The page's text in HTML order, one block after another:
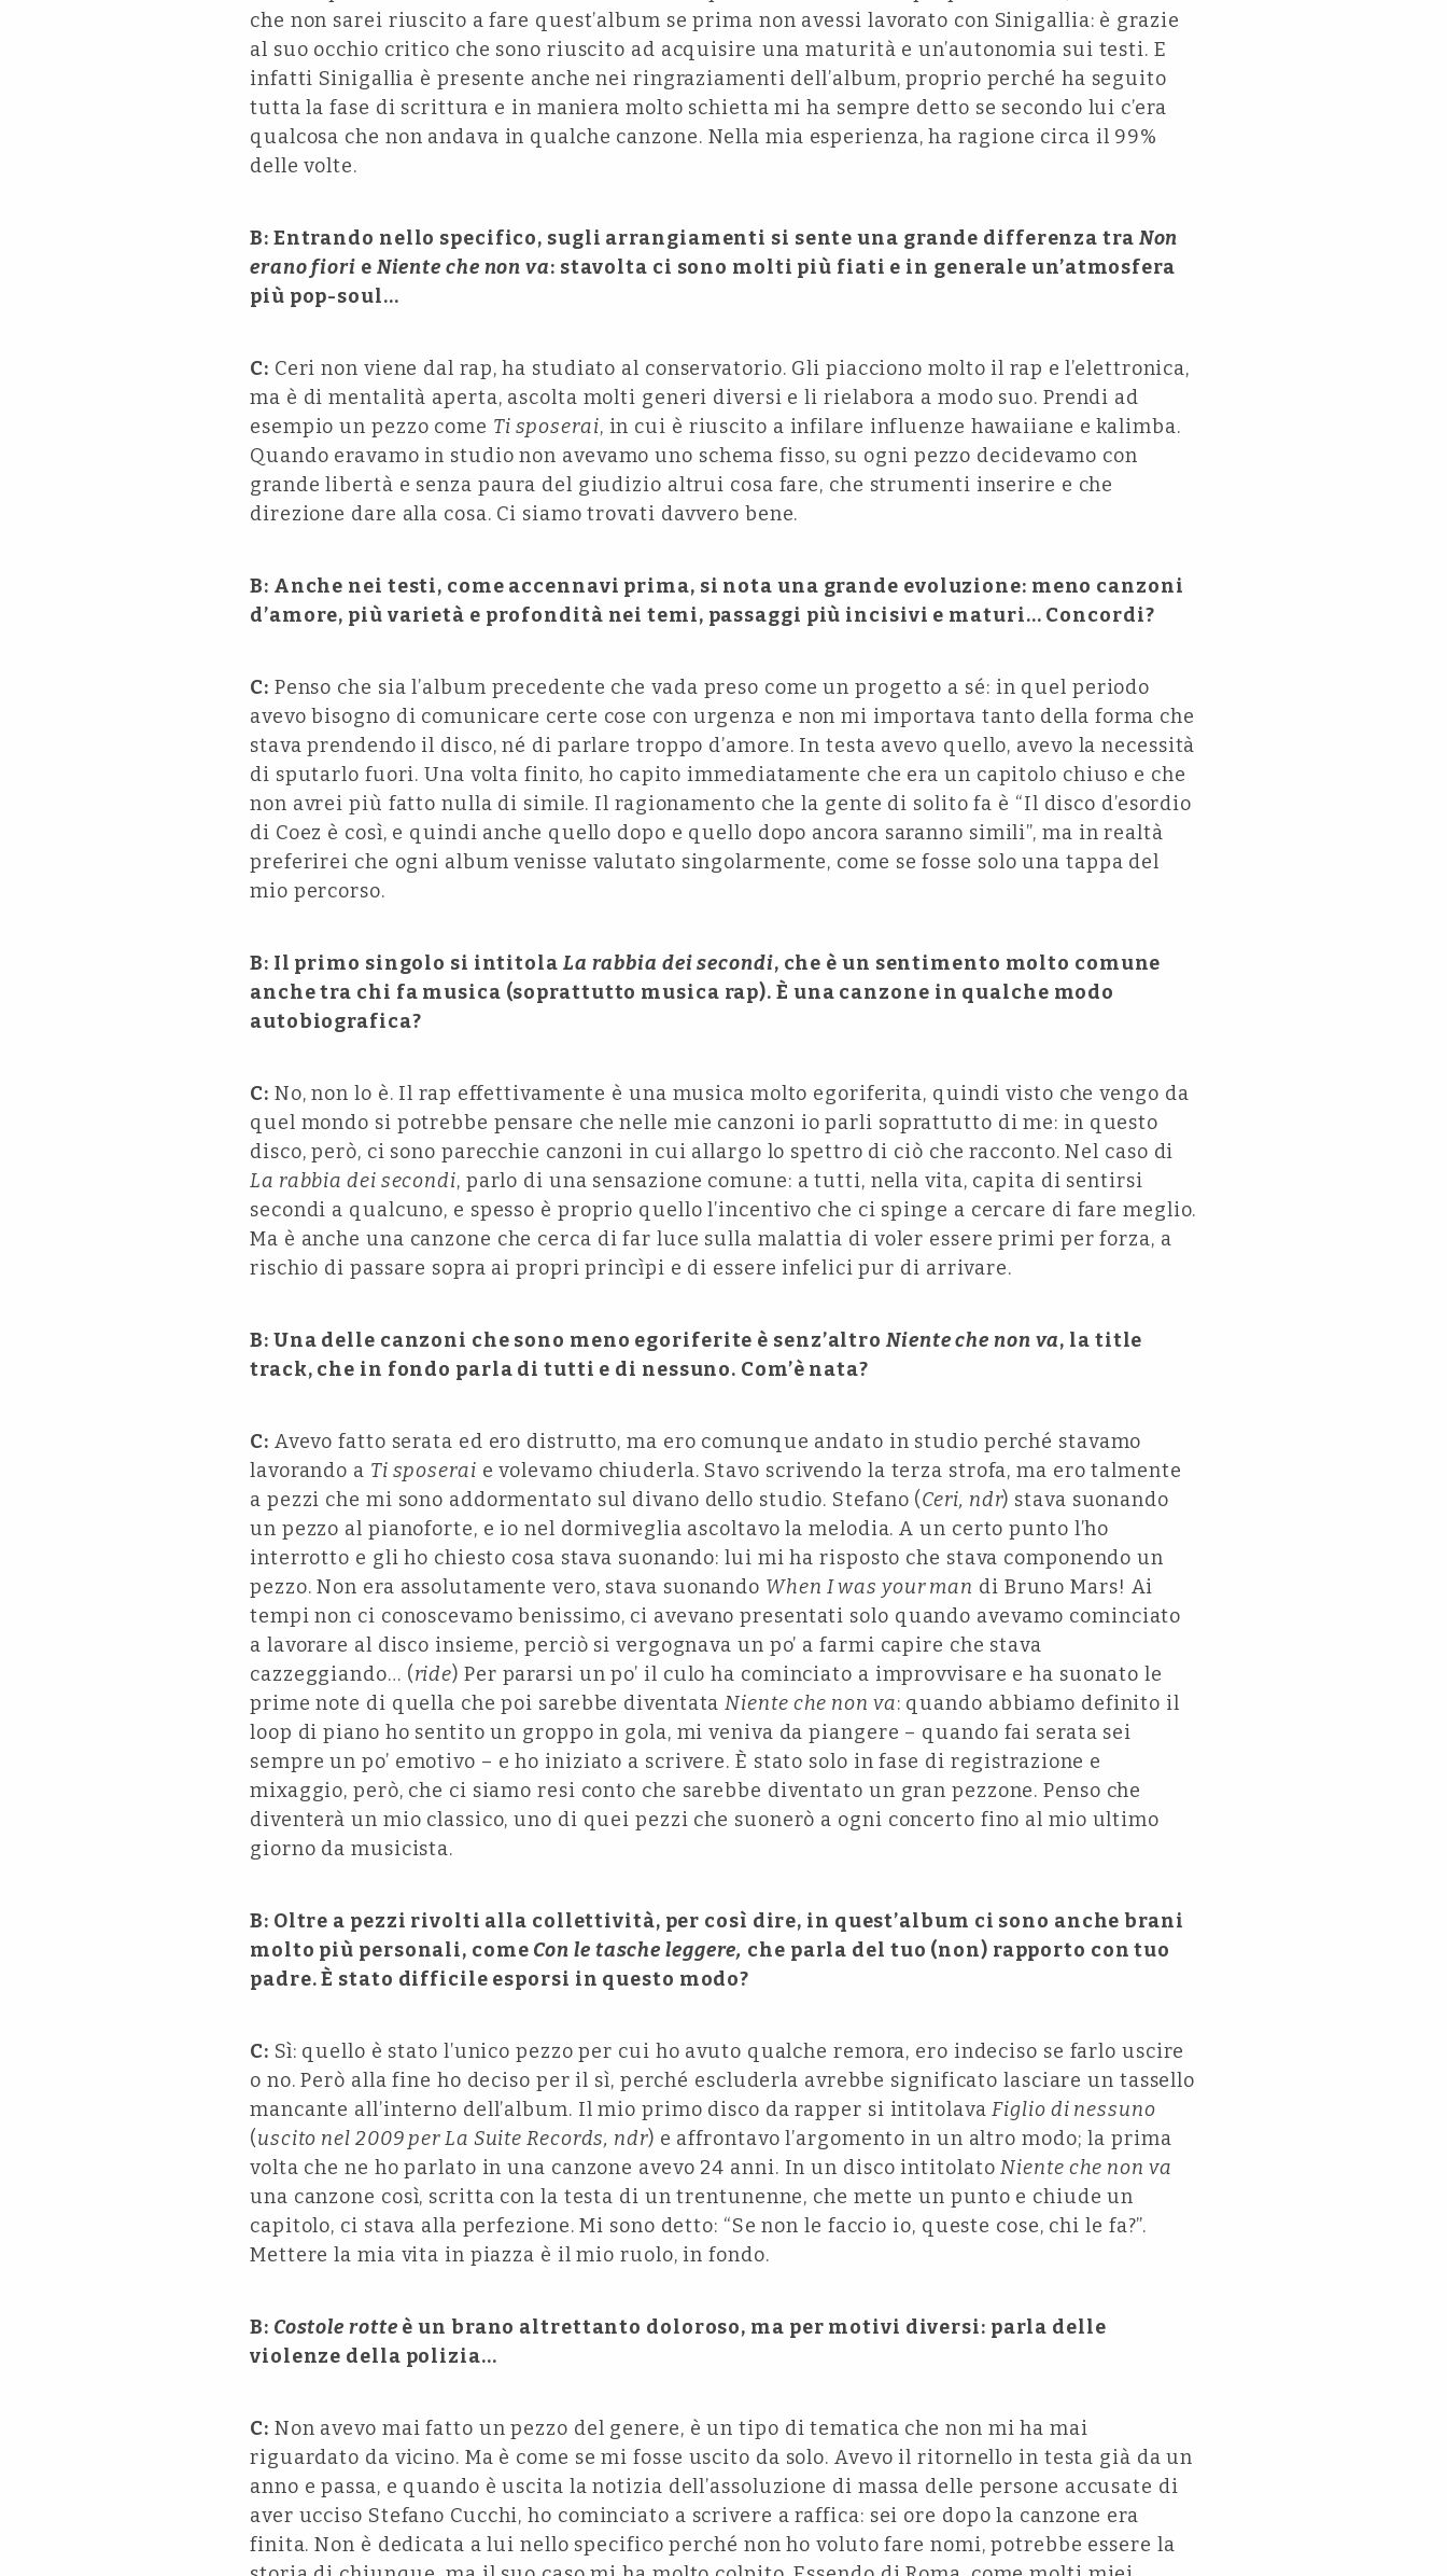
che non sarei riuscito a fare quest’album se prima non avessi lavorato con Sinigallia: è grazie
al suo occhio critico che sono riuscito ad acquisire una maturità e un’autonomia sui testi. E
infatti Sinigallia è presente anche nei ringraziamenti dell’album, proprio perché ha seguito
tutta la fase di scrittura e in maniera molto schietta mi ha sempre detto se secondo lui c’era
qualcosa che non andava in qualche canzone. Nella mia esperienza, ha ragione circa il 99%
delle volte.
B: Entrando nello specifico, sugli arrangiamenti si sente una grande differenza tra Non
erano fiori e Niente che non va: stavolta ci sono molti più fiati e in generale un’atmosfera
più pop-soul…
C: Ceri non viene dal rap, ha studiato al conservatorio. Gli piacciono molto il rap e l’elettronica,
ma è di mentalità aperta, ascolta molti generi diversi e li rielabora a modo suo. Prendi ad
esempio un pezzo come Ti sposerai, in cui è riuscito a infilare influenze hawaiiane e kalimba.
Quando eravamo in studio non avevamo uno schema fisso, su ogni pezzo decidevamo con
grande libertà e senza paura del giudizio altrui cosa fare, che strumenti inserire e che
direzione dare alla cosa. Ci siamo trovati davvero bene.
B: Anche nei testi, come accennavi prima, si nota una grande evoluzione: meno canzoni
d’amore, più varietà e profondità nei temi, passaggi più incisivi e maturi… Concordi?
C: Penso che sia l’album precedente che vada preso come un progetto a sé: in quel periodo
avevo bisogno di comunicare certe cose con urgenza e non mi importava tanto della forma che
stava prendendo il disco, né di parlare troppo d’amore. In testa avevo quello, avevo la necessità
di sputarlo fuori. Una volta finito, ho capito immediatamente che era un capitolo chiuso e che
non avrei più fatto nulla di simile. Il ragionamento che la gente di solito fa è “Il disco d’esordio
di Coez è così, e quindi anche quello dopo e quello dopo ancora saranno simili”, ma in realtà
preferirei che ogni album venisse valutato singolarmente, come se fosse solo una tappa del
mio percorso.
B: Il primo singolo si intitola La rabbia dei secondi, che è un sentimento molto comune
anche tra chi fa musica (soprattutto musica rap). È una canzone in qualche modo
autobiografica?
C: No, non lo è. Il rap effettivamente è una musica molto egoriferita, quindi visto che vengo da
quel mondo si potrebbe pensare che nelle mie canzoni io parli soprattutto di me: in questo
disco, però, ci sono parecchie canzoni in cui allargo lo spettro di ciò che racconto. Nel caso di
La rabbia dei secondi, parlo di una sensazione comune: a tutti, nella vita, capita di sentirsi
secondi a qualcuno, e spesso è proprio quello l’incentivo che ci spinge a cercare di fare meglio.
Ma è anche una canzone che cerca di far luce sulla malattia di voler essere primi per forza, a
rischio di passare sopra ai propri princìpi e di essere infelici pur di arrivare.
B: Una delle canzoni che sono meno egoriferite è senz’altro Niente che non va, la title
track, che in fondo parla di tutti e di nessuno. Com’è nata?
C: Avevo fatto serata ed ero distrutto, ma ero comunque andato in studio perché stavamo
lavorando a Ti sposerai e volevamo chiuderla. Stavo scrivendo la terza strofa, ma ero talmente
a pezzi che mi sono addormentato sul divano dello studio. Stefano (Ceri, ndr) stava suonando
un pezzo al pianoforte, e io nel dormiveglia ascoltavo la melodia. A un certo punto l’ho
interrotto e gli ho chiesto cosa stava suonando: lui mi ha risposto che stava componendo un
pezzo. Non era assolutamente vero, stava suonando When I was your man di Bruno Mars! Ai
tempi non ci conoscevamo benissimo, ci avevano presentati solo quando avevamo cominciato
a lavorare al disco insieme, perciò si vergognava un po’ a farmi capire che stava
cazzeggiando… (ride) Per pararsi un po’ il culo ha cominciato a improvvisare e ha suonato le
prime note di quella che poi sarebbe diventataNiente che non va: quando abbiamo definito il
loop di piano ho sentito un groppo in gola, mi veniva da piangere – quando fai serata sei
sempre un po’ emotivo – e ho iniziato a scrivere. È stato solo in fase di registrazione e
mixaggio, però, che ci siamo resi conto che sarebbe diventato un gran pezzone. Penso che
diventerà un mio classico, uno di quei pezzi che suonerò a ogni concerto fino al mio ultimo
giorno da musicista.
B: Oltre a pezzi rivolti alla collettività, per così dire, in quest’album ci sono anche brani
molto più personali, come Con le tasche leggere, che parla del tuo (non) rapporto con tuo
padre. È stato difficile esporsi in questo modo?
C: Sì: quello è stato l’unico pezzo per cui ho avuto qualche remora, ero indeciso se farlo uscire
o no. Però alla fine ho deciso per il sì, perché escluderla avrebbe significato lasciare un tassello
mancante all’interno dell’album. Il mio primo disco da rapper si intitolavaFiglio di nessuno
(uscito nel 2009 per La Suite Records, ndr) e affrontavo l’argomento in un altro modo; la prima
volta che ne ho parlato in una canzone avevo 24 anni. In un disco intitolatoNiente che non va
una canzone così, scritta con la testa di un trentunenne, che mette un punto e chiude un
capitolo, ci stava alla perfezione. Mi sono detto: “Se non le faccio io, queste cose, chi le fa?”.
Mettere la mia vita in piazza è il mio ruolo, in fondo.
B: Costole rotte è un brano altrettanto doloroso, ma per motivi diversi: parla delle
violenze della polizia…
C: Non avevo mai fatto un pezzo del genere, è un tipo di tematica che non mi ha mai
riguardato da vicino. Ma è come se mi fosse uscito da solo. Avevo il ritornello in testa già da un
anno e passa, e quando è uscita la notizia dell’assoluzione di massa delle persone accusate di
aver ucciso Stefano Cucchi, ho cominciato a scrivere a raffica: sei ore dopo la canzone era
finita. Non è dedicata a lui nello specifico perché non ho voluto fare nomi, potrebbe essere la